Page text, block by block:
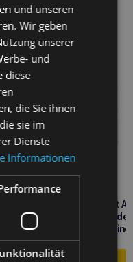
RAW PALEO Beef&Rabbit
200g Nassfutter für Hunde
Duoprotein-Rind mit
2,30€
und unseren
Wir geben
unserer
und
diese
die Sie ihnen
sie im
Dienste
Informationen